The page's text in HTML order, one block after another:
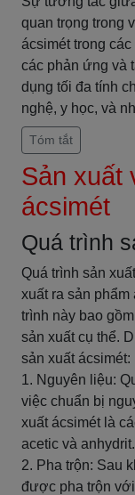
quan trọng trong
ácsimét trong
các phản ứng và
dụng tối đa tính
nghệ, y học, và
Tóm tắt
Sản xuất
ácsimét
Quá trình
Quá trình sản
xuất ra sản
trình này bao
sản xuất cụ thể.
sản xuất ácsimét:
1. Nguyên liệu:
việc chuẩn bị
xuất ácsimét là
acetic và anhydrit.
2. Pha trộn: Sau
được pha trộn